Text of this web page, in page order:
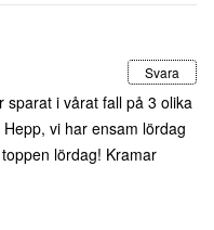
Svara
sparat i vårat fall på 3 olika
vi har ensam lördag
lördag! Kramar